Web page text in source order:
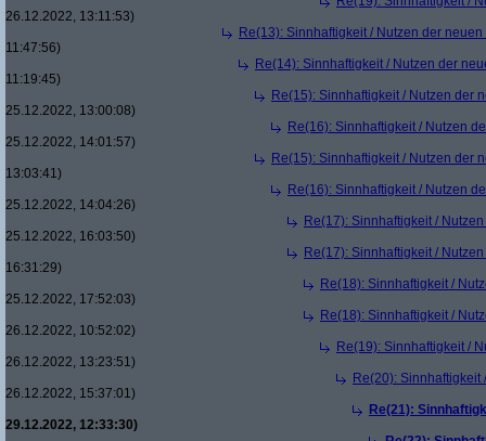
26.12.2022, 13:11:53)
Re(13): Sinnhaftigkeit / Nutzen der neuen
11:47:56)
Re(14): Sinnhaftigkeit / Nutzen der
11:19:45)
Re(15): Sinnhaftigkeit / Nutzen der
25.12.2022, 13:00:08)
Re(16): Sinnhaftigkeit / Nutzen
25.12.2022, 14:01:57)
Re(15): Sinnhaftigkeit / Nutzen der
13:03:41)
Re(16): Sinnhaftigkeit / Nutzen
25.12.2022, 14:04:26)
Re(17): Sinnhaftigkeit /
25.12.2022, 16:03:50)
Re(17): Sinnhaftigkeit /
16:31:29)
Re(18): Sinnhaftigkeit /
25.12.2022, 17:52:03)
Re(18): Sinnhaftigkeit /
26.12.2022, 10:52:02)
Re(19): Sinnhaftigkeit /
26.12.2022, 13:23:51)
Re(20): Sinnhaftigkeit
26.12.2022, 15:37:01)
Re(21):
29.12.2022, 12:33:30)